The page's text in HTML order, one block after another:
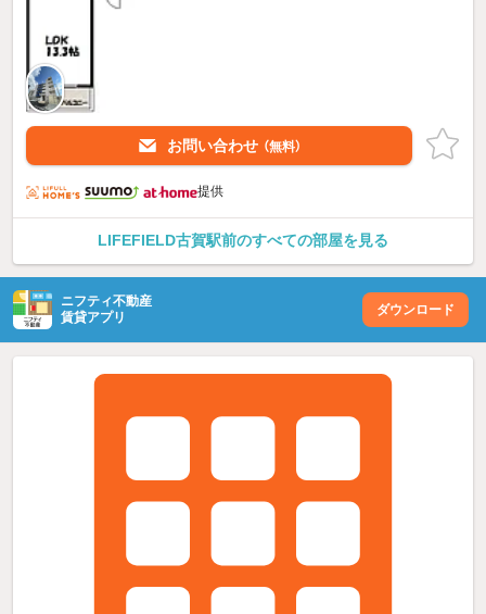
お問い合わせ （無料）
提供
LIFEFIELD古賀駅前のすべての部屋を見る
ニフティ不動産
賃貸アプリ
ダウンロード